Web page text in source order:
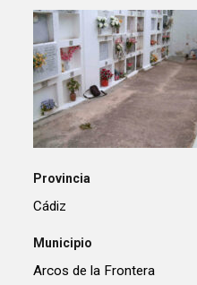
Provincia
Cádiz
Municipio
Arcos de la Frontera